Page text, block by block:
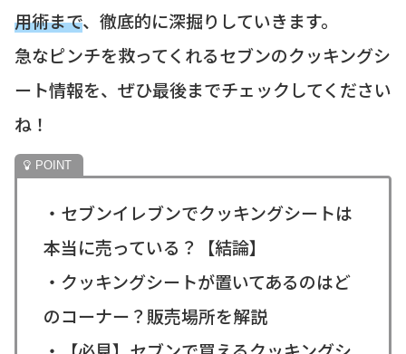
用術まで、徹底的に深掘りしていきます。
急なピンチを救ってくれるセブンのクッキングシ
ート情報を、ぜひ最後までチェックしてください
ね！
・セブンイレブンでクッキングシートは
本当に売っている？【結論】
・クッキングシートが置いてあるのはど
のコーナー？販売場所を解説